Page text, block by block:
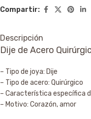
Compartir:
Descripción
Dije de Acero
– Tipo de joya: Dije
– Tipo de acero: Quirúrgico
– Característica específica
– Motivo: Corazón, amor